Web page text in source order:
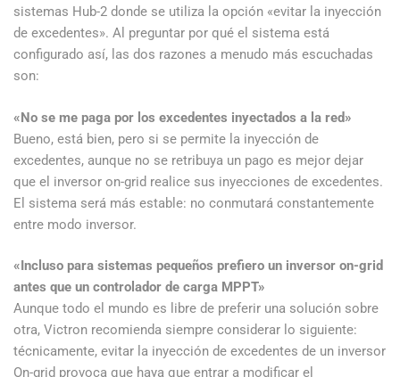
sistemas Hub-2 donde se utiliza la opción «evitar la inyección
de excedentes». Al preguntar por qué el sistema está
configurado así, las dos razones a menudo más escuchadas
son:
«No se me paga por los excedentes inyectados a la red»
Bueno, está bien, pero si se permite la inyección de
excedentes, aunque no se retribuya un pago es mejor dejar
que el inversor on-grid realice sus inyecciones de excedentes.
El sistema será más estable: no conmutará constantemente
entre modo inversor.
«Incluso para sistemas pequeños prefiero un inversor on-grid
antes que un controlador de carga MPPT»
Aunque todo el mundo es libre de preferir una solución sobre
otra, Victron recomienda siempre considerar lo siguiente:
técnicamente, evitar la inyección de excedentes de un inversor
On-grid provoca que haya que entrar a modificar el